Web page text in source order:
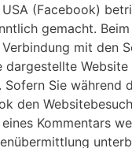
(Facebook)
gemacht.
mit den
Sie während
den
Kommentars